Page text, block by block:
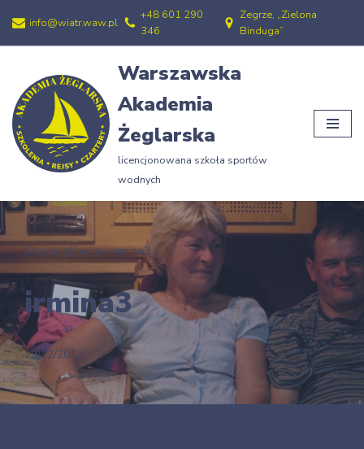
Przejdź
treści
info@wiatr.waw.pl
+48 601 290
346
Zegrze, „Zielona
Binduga”
Warszawska
Akademia
Żeglarska
licencjonowana szkoła sportów
wodnych
Strona główna»irmina3
irmina3
29/12/2012